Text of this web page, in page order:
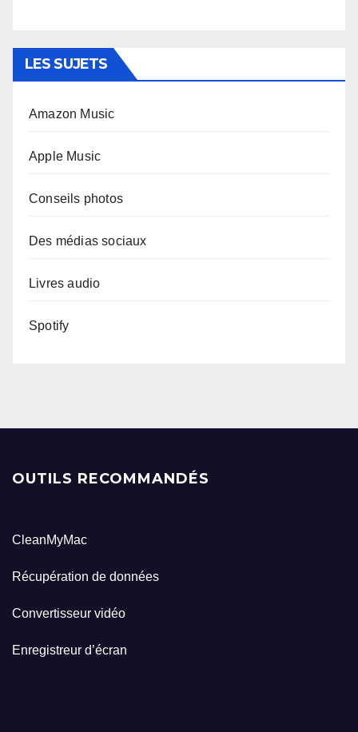
LES SUJETS
Amazon Music
Apple Music
Conseils photos
Des médias sociaux
Livres audio
Spotify
OUTILS RECOMMANDÉS
CleanMyMac
Récupération de données
Convertisseur vidéo
Enregistreur d’écran